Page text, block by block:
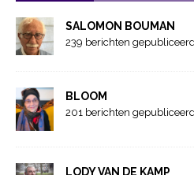
SALOMON BOUMAN
239 berichten
BLOOM
201 berichten
LODY VAN DE KAMP